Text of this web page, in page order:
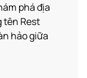
phá địa
tên Rest
hảo giữa